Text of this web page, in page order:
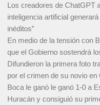
Los creadores de ChatGPT
inteligencia artificial
inéditos”
En medio de la tensión con
que el Gobierno sostendrá
Difundieron la primera foto
por el crimen de su novio en
Boca le ganó le ganó 1-0 a
Huracán y consiguió su